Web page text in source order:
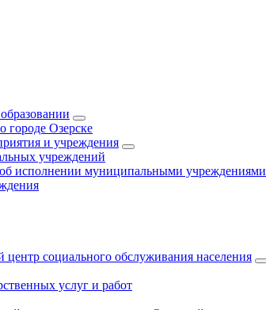
городе Озерске
и учреждения
учреждений
исполнении муниципальными учреждениями
социального обслуживания населения
услуг и работ